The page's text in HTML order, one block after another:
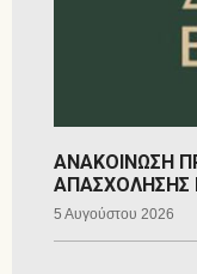
ΑΝΑΚΟΙΝΩΣΗ
ΑΠΑΣΧΟΛΗΣΗΣ
5 Αυγούστου 2026